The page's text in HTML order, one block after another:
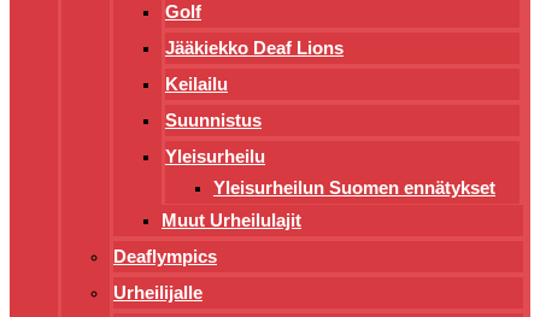
Golf
Jääkiekko Deaf Lions
Keilailu
Suunnistus
Yleisurheilu
Yleisurheilun Suomen ennätykset
Muut Urheilulajit
Deaflympics
Urheilijalle